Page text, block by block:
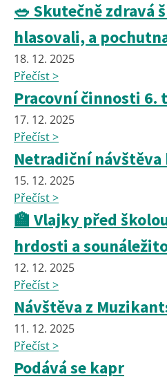
🥗 Skutečně zdravá
hlasovali, a
18. 12. 2025
Přečíst >
Pracovní činnosti 6.
17. 12. 2025
Přečíst >
Netradiční
15. 12. 2025
Přečíst >
🏫 Vlajky před
hrdosti a
12. 12. 2025
Přečíst >
Návštěva z
11. 12. 2025
Přečíst >
Podává se kapr